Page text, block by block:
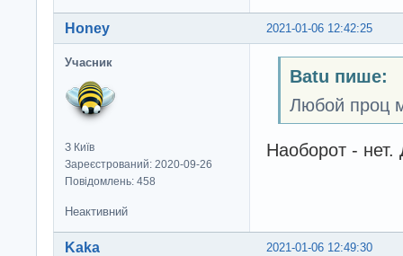
2021-01-06 12:42:25
Honey
Учасник
З Київ
Зареєстрований: 2020-09-26
Повідомлень: 458
Batu пише:
Любой проц
Наоборот - нет.
Неактивний
2021-01-06 12:49:30
Kaka